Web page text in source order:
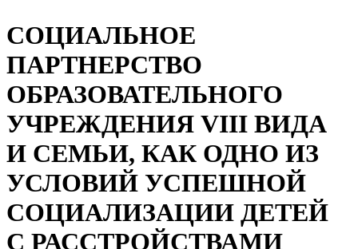
СОЦИАЛЬНОЕ
ПАРТНЕРСТВО
ОБРАЗОВАТЕЛЬНОГО
УЧРЕЖДЕНИЯ VIII ВИДА
И СЕМЬИ, КАК ОДНО ИЗ
УСЛОВИЙ УСПЕШНОЙ
СОЦИАЛИЗАЦИИ ДЕТЕЙ
С РАССТРОЙСТВАМИ